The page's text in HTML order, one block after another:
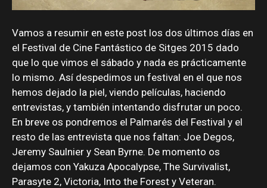
Vamos a resumir en este post los dos últimos días en
el Festival de Cine Fantástico de Sitges 2015 dado
que lo que vimos el sábado y nada es prácticamente
lo mismo. Así despedimos un festival en el que nos
hemos dejado la piel, viendo películas, haciendo
entrevistas, y también intentando disfrutar un poco.
En breve os pondremos el Palmarés del Festival y el
resto de las entrevista que nos faltan: Joe Degos,
Jeremy Saulnier y Sean Byrne. De momento os
dejamos con Yakuza Apocalypse, The Survivalist,
Parasyte 2, Victoria, Into the Forest y Veteran.